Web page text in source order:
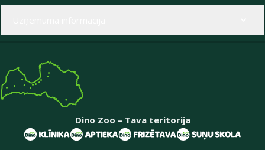
Dino Zoo – Tava teritorija